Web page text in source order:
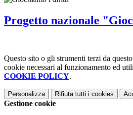
Progetto nazionale
Questo sito o gli strumenti terzi da
cookie necessari al funzionamento ed
COOKIE POLICY.
Personalizza Rifiuta tutti i cookies
Gestione cookie